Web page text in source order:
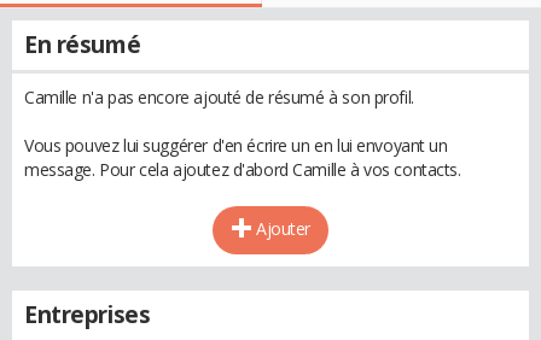
En résumé
Camille n'a pas encore ajouté de résumé à son profil.
Vous pouvez lui suggérer d'en écrire un en lui envoyant un
message. Pour cela ajoutez d'abord Camille à vos contacts.
Ajouter
Entreprises